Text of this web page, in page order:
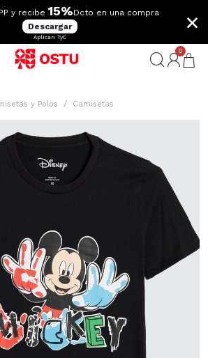
y recibe 15%Dcto en una compra
Descargar
Aplican TyC
×
0
y Polos Camisetas